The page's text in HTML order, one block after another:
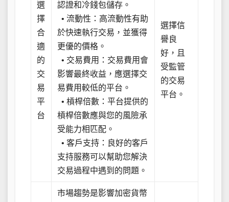
選
擇
合
適
的
交
易
平
台
認證和冷錢包儲存。
• 流動性：高流動性有助
於快速執行交易，並獲得
更優的價格。
• 交易費用：交易費用會
影響最終收益，應選擇交
易費用較低的平台。
• 槓桿倍數：平台提供的
槓桿倍數應與您的風險承
受能力相匹配。
• 客戶支持：良好的客戶
支持服務可以幫助您解決
交易過程中遇到的問題。
選擇信
譽良
好，且
受監管
的交易
平台。
市場趨勢是影響加密貨幣